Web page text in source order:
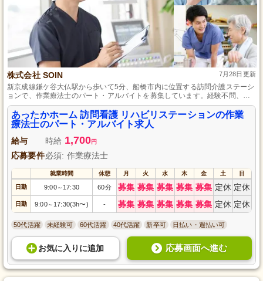
株式会社 SOIN 7月28日更新
新京成線鎌ケ谷大仏駅から歩いて5分、船橋市内に位置する訪問介護ステーシ
ョンで、作業療法士のパート・アルバイトを募集しています。経験不問、
土・日・祝日休みで家庭と仕事のバランスを取りやすい環境です。地域に根
ざした支援を通じて、利用者さまの自立をサポートする仕事に挑戦しません
か。
あったかホーム 訪問看護 リハビリステーションの作業
療法士のパート・アルバイト求人
給与 時給 1,700円
応募要件必須: 作業療法士
就業時間 休憩 月 火 水 木 金 土 日
日勤 9:00～ 17:30 60分 募集 募集 募集 募集 募集 定休 定休
日勤 9:00～ 17:30(3h〜) - 募集 募集 募集 募集 募集 定休 定休
50代活躍 未経験可 60代活躍 40代活躍 新卒可 日払い・週払い可
お気に入り に追加 応募画面へ進む